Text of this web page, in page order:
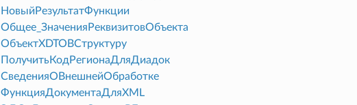
НовыйРезультатФункции
Общее_ЗначенияРеквизитовОбъекта
ОбъектXDTOВСтруктуру
ПолучитьКодРегионаДляДиадок
СведенияОВнешнейОбработке
ФункцияДокументаДляXML